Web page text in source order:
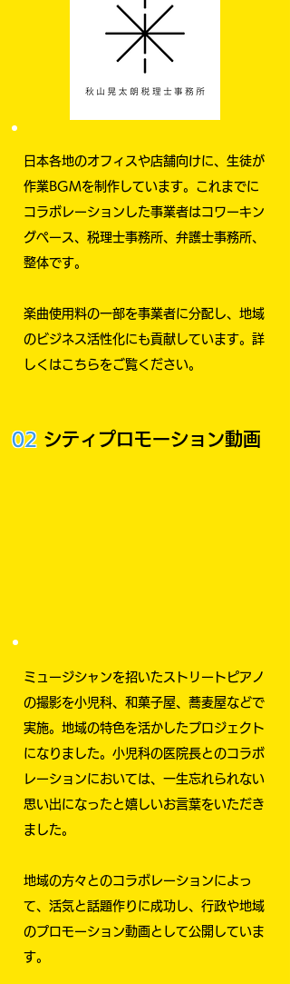
日本各地のオフィスや店舗向けに、生徒が
作業BGMを制作しています。これまでに
コラボレーションした事業者はコワーキン
グペース、税理士事務所、弁護士事務所、
整体です。
楽曲使用料の一部を事業者に分配し、地域
のビジネス活性化にも貢献しています。詳
しくはこちらをご覧ください。
02 シティプロモーション動画
ミュージシャンを招いたストリートピアノ
の撮影を小児科、和菓子屋、蕎麦屋などで
実施。地域の特色を活かしたプロジェクト
になりました。小児科の医院長とのコラボ
レーションにおいては、一生忘れられない
思い出になったと嬉しいお言葉をいただき
ました。
地域の方々とのコラボレーションによっ
て、活気と話題作りに成功し、行政や地域
のプロモーション動画として公開していま
す。